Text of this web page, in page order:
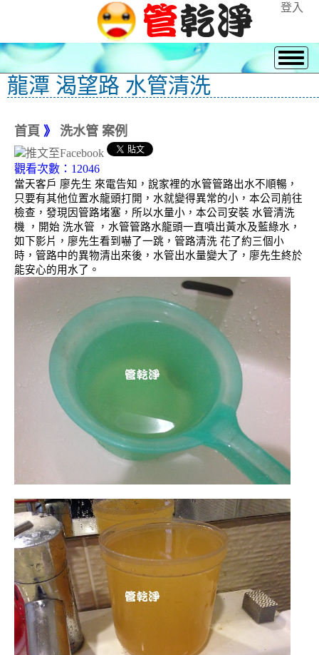
登入
龍潭 渴望路 水管清洗
首頁 》 洗水管 案例
觀看次數：12046
當天客戶 廖先生 來電告知，說家裡的水管管路出水不順暢，
只要有其他位置水龍頭打開，水就變得異常的小，本公司前往
檢查，發現因管路堵塞，所以水量小，本公司安裝 水管清洗
機 ，開始 洗水管 ，水管管路水龍頭一直噴出黃水及藍綠水，
如下影片，廖先生看到嚇了一跳，管路清洗 花了約三個小
時，管路中的異物清出來後，水管出水量變大了，廖先生終於
能安心的用水了。